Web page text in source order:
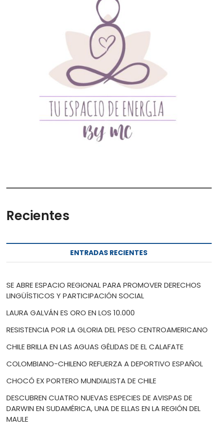
Recientes
ENTRADAS RECIENTES
SE ABRE ESPACIO REGIONAL PARA PROMOVER DERECHOS
LINGÜÍSTICOS Y PARTICIPACIÓN SOCIAL
LAURA GALVÁN ES ORO EN LOS 10.000
RESISTENCIA POR LA GLORIA DEL PESO CENTROAMERICANO
CHILE BRILLA EN LAS AGUAS GÉLIDAS DE EL CALAFATE
COLOMBIANO-CHILENO REFUERZA A DEPORTIVO ESPAÑOL
CHOCÓ EX PORTERO MUNDIALISTA DE CHILE
DESCUBREN CUATRO NUEVAS ESPECIES DE AVISPAS DE
DARWIN EN SUDAMÉRICA, UNA DE ELLAS EN LA REGIÓN DEL
MAULE